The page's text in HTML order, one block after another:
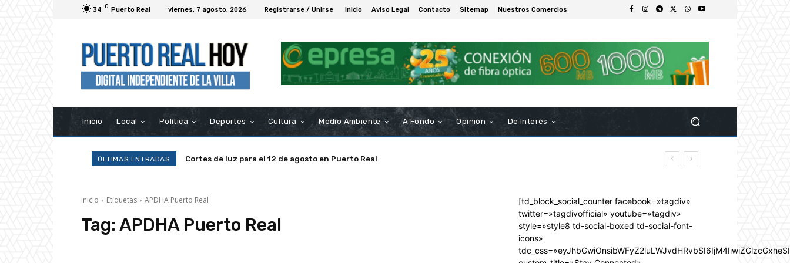
34 C Puerto Real viernes, 7 agosto, 2026 Registrarse / Unirse Inicio Aviso Legal Contacto Sitemap Nuestros Comercios
Inicio Local Política Deportes Cultura Medio Ambiente A Fondo Opinión De Interés
ÚLTIMAS ENTRADAS Cortes de luz para el 12 de agosto en Puerto Real
Inicio Etiquetas APDHA Puerto Real
Tag: APDHA Puerto Real
[td_block_social_counter facebook=»tagdiv»
twitter=»tagdivofficial» youtube=»tagdiv»
style=»style8 td-social-boxed td-social-font-
icons»